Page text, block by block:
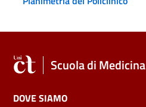
Scuola di Medicina
DOVE SIAMO